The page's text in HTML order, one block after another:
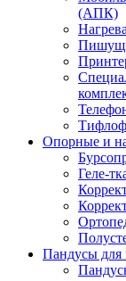
(АПК)
Опорные и
Геле-
Пандусы для